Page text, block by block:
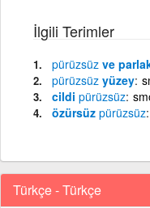
İlgili Terimler
pürüzsüz ve
pürüzsüz yüzey
cildi pürüzsüz
özürsüz pürüzsüz
Türkçe - Türkçe